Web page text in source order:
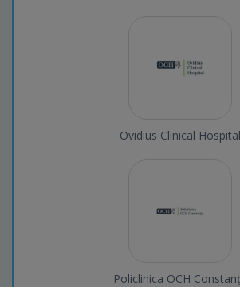
Ovidius Clinical Hospital
Policlinica OCH